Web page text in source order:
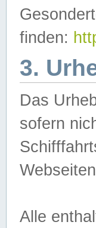
finden:
3.
Das
sofern
Alle